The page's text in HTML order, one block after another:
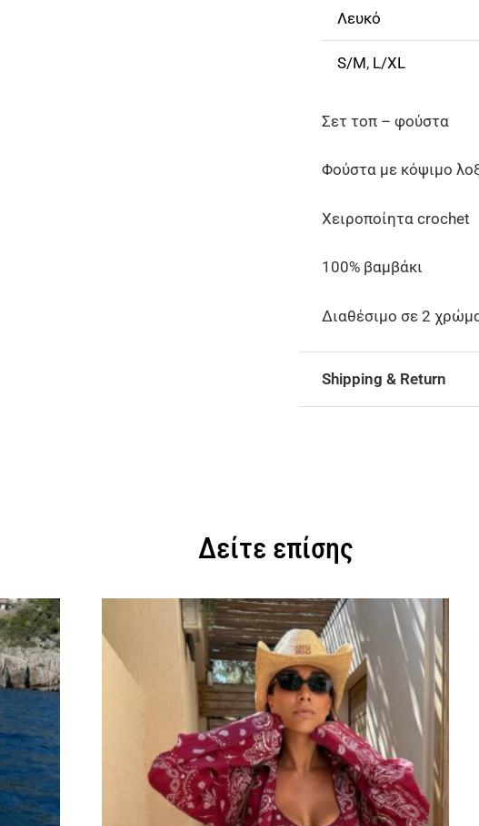
ποσότητα
Λευκό
S/M, L/XL
Σετ τοπ – φούστα
Φούστα με κόψιμο
Χειροποίητα crochet
100% βαμβάκι
Διαθέσιμο σε 2
Shipping & Return
Δείτε επίσης